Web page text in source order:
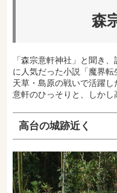
森
「森宗意軒神社」と聞き
に人気だった小説「魔界
天草・島原の戦いで活躍
意軒のひっそりと、しかし
高台の城跡近く